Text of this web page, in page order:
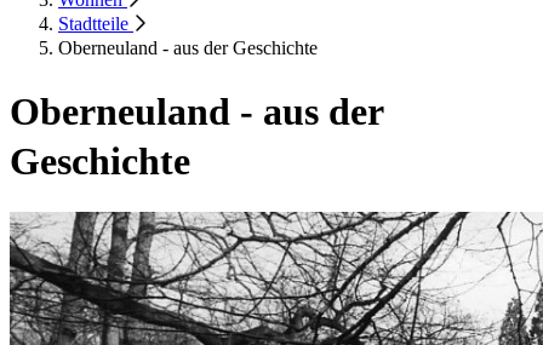
Stadtteile
Oberneuland - aus der Geschichte
Oberneuland - aus der
Geschichte